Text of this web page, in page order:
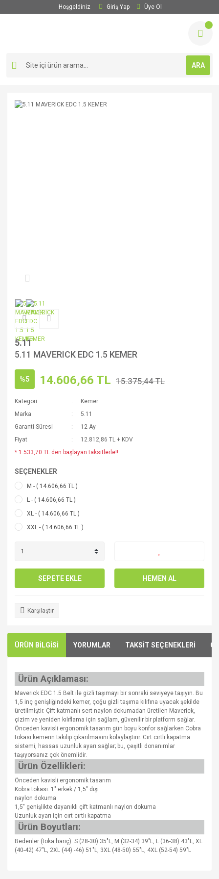
Hoşgeldiniz Giriş Yap Üye Ol
ARA
5.11
5.11 MAVERICK EDC 1.5 KEMER
%5 14.606,66 TL 15.375,44 TL
Kategori
Kemer
Marka
5.11
Garanti Süresi
12 Ay
Fiyat
12.812,86 TL + KDV
* 1.533,70 TL den başlayan taksitlerle!!
SEÇENEKLER
M - ( 14.606,66 TL )
L - ( 14.606,66 TL )
XL - ( 14.606,66 TL )
XXL - ( 14.606,66 TL )
SEPETE EKLE HEMEN AL
Karşılaştır
ÜRÜN BİLGİSİ YORUMLAR TAKSİT SEÇENEKLERİ
Ürün Açıklaması:
Maverick EDC 1.5 Belt ile gizli taşımayı bir sonraki seviyeye taşıyın. Bu
1,5 inç genişliğindeki kemer, çoğu gizli taşıma kılıfına uyacak şekilde
üretilmiştir. Çift katmanlı sert naylon dokumadan üretilen Maverick,
çizim ve yeniden kılıflama için sağlam, güvenilir bir platform sağlar.
Önceden kavisli ergonomik tasarım gün boyu konfor sağlarken Cobra
tokası kemerin takılıp çıkarılmasını kolaylaştırır. Cırt cırtlı kapatma
sistemi, hassas uzunluk ayarı sağlar; bu, çeşitli donanımlar
taşıyorsanız çok önemlidir.
Ürün Özellikleri:
Önceden kavisli ergonomik tasarım
Kobra tokası: 1" erkek / 1,5" dişi
naylon dokuma
1,5" genişlikte dayanıklı çift katmanlı naylon dokuma
Uzunluk ayarı için cırt cırtlı kapatma
Ürün Boyutları:
Bedenler (toka hariç): S (28-30) 35"L, M (32-34) 39"L, L (36-38) 43"L, XL
(40-42) 47"L, 2XL (44) -46) 51"L, 3XL (48-50) 55"L, 4XL (52-54) 59"L